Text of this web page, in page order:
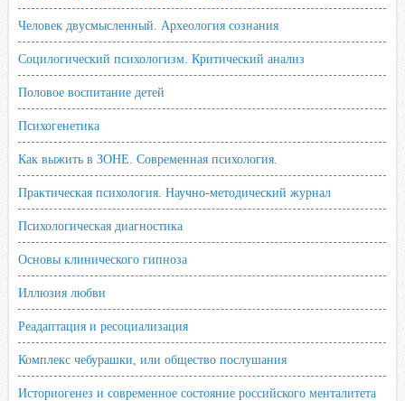
Человек двусмысленный. Археология сознания
Социлогический психологизм. Критический анализ
Половое воспитание детей
Психогенетика
Как выжить в ЗОНЕ. Современная психология.
Практическая психология. Научно-методический журнал
Психологическая диагностика
Основы клинического гипноза
Иллюзия любви
Реадаптация и ресоциализация
Комплекс чебурашки, или общество послушания
Историогенез и современное состояние российского менталитета